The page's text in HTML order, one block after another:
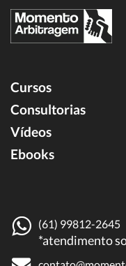
Cursos
Consultorias
Vídeos
Ebooks
(61) 99812-2645
*atendimento